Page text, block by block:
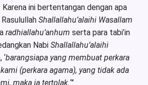
ini bertentangan dengan apa
Shallallahu’alaihi Wasallam
radhiallahu’anhum serta para tabi’in
Nabi Shallallahu’alaihi
‘barangsiapa yang membuat perkara
(perkara agama), yang tidak ada
maka ia tertolak.‘”